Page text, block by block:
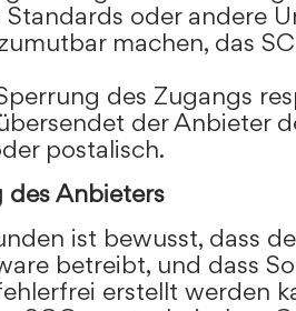
oder andere
machen, das
des Zugangs
der Anbieter
postalisch.
Anbieters
ist bewusst, dass
betreibt, und dass
erstellt werden